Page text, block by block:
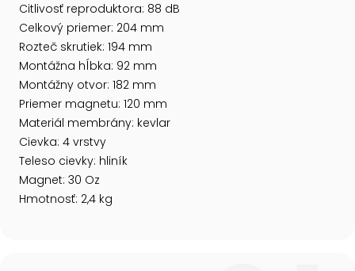
Citlivosť reproduktora: 88 dB
Celkový priemer: 204 mm
Rozteč skrutiek: 194 mm
Montážna hĺbka: 92 mm
Montážny otvor: 182 mm
Priemer magnetu: 120 mm
Materiál membrány: kevlar
Cievka: 4 vrstvy
Teleso cievky: hliník
Magnet: 30 Oz
Hmotnosť: 2,4 kg